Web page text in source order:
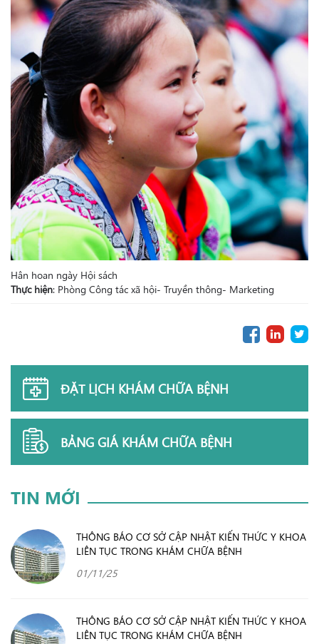
Hân hoan ngày Hội sách
Thực hiện: Phòng Công tác xã hội- Truyền thông- Marketing
ĐẶT LỊCH KHÁM CHỮA BỆNH
BẢNG GIÁ KHÁM CHỮA BỆNH
TIN MỚI
THÔNG BÁO CƠ SỞ CẬP NHẬT KIẾN THỨC Y KHOA
LIÊN TỤC TRONG KHÁM CHỮA BỆNH
01/11/25
THÔNG BÁO CƠ SỞ CẬP NHẬT KIẾN THỨC Y KHOA
LIÊN TỤC TRONG KHÁM CHỮA BỆNH